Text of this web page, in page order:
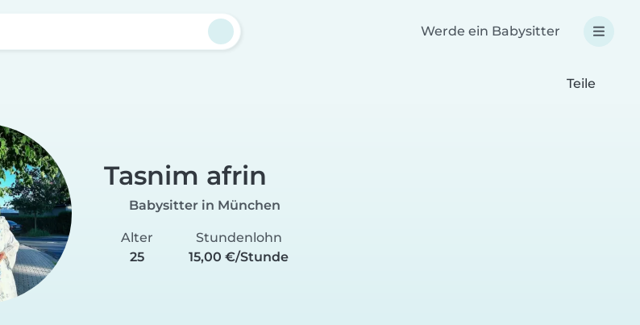
Werde ein Babysitter
Teile
Tasnim afrin
Babysitter in München
Alter
25
Stundenlohn
15,00 €/Stunde